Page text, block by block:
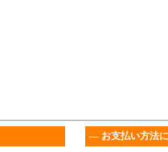
― お支払い方法